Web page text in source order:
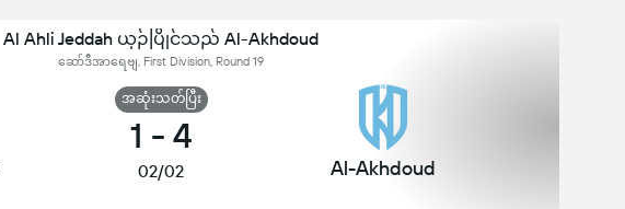
Al Ahli Jeddah ယှဉ်ပြိုင်သည် Al-Akhdoud
ဆော်ဒီအာရေဗျ, First Division, Round 19
အဆုံးသတ်ပြီး
1 - 4
02/02 Al-Akhdoud